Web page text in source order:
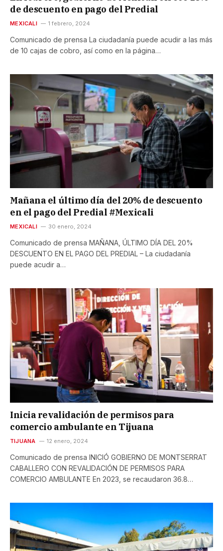
de descuento en pago del Predial
MEXICALI 1 febrero, 2024
Comunicado de prensa La ciudadanía puede acudir a las más
de 10 cajas de cobro, así como en la página…
Mañana el último día del 20% de descuento
en el pago del Predial #Mexicali
MEXICALI 30 enero, 2024
Comunicado de prensa MAÑANA, ÚLTIMO DÍA DEL 20%
DESCUENTO EN EL PAGO DEL PREDIAL – La ciudadanía
puede acudir a…
Inicia revalidación de permisos para
comercio ambulante en Tijuana
TIJUANA 12 enero, 2024
Comunicado de prensa INICIÓ GOBIERNO DE MONTSERRAT
CABALLERO CON REVALIDACIÓN DE PERMISOS PARA
COMERCIO AMBULANTE En 2023, se recaudaron 36.8…